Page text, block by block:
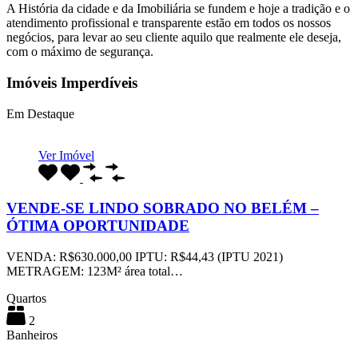
A História da cidade e da Imobiliária se fundem e hoje a tradição e o
atendimento profissional e transparente estão em todos os nossos
negócios, para levar ao seu cliente aquilo que realmente ele deseja,
com o máximo de segurança.
Imóveis Imperdíveis
Em Destaque
Ver Imóvel
VENDE-SE LINDO SOBRADO NO BELÉM –
ÓTIMA OPORTUNIDADE
VENDA: R$630.000,00 IPTU: R$44,43 (IPTU 2021)
METRAGEM: 123M² área total…
Quartos
2
Banheiros